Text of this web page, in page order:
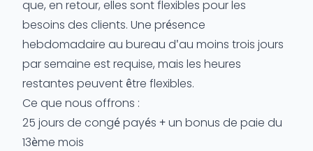
que, en retour, elles sont flexibles pour les
besoins des clients. Une présence
hebdomadaire au bureau d'au moins trois jours
par semaine est requise, mais les heures
restantes peuvent être flexibles.
Ce que nous offrons :
25 jours de congé payés + un bonus de paie du
13ème mois